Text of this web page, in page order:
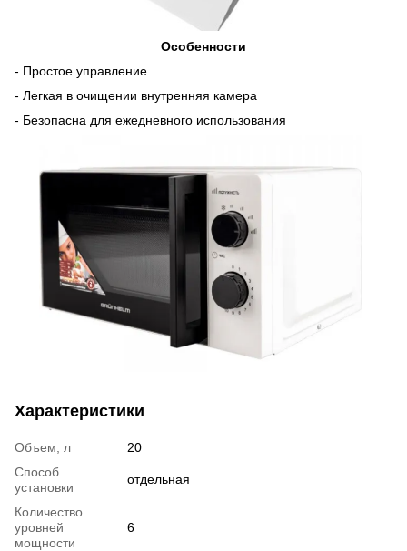
Особенности
- Простое управление
- Легкая в очищении внутренняя камера
- Безопасна для ежедневного использования
Характеристики
Объем, л
20
Способ
установки
отдельная
Количество
уровней
мощности
6